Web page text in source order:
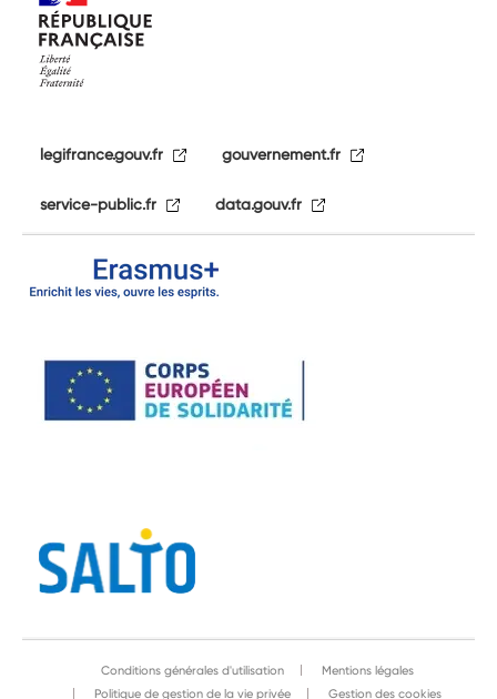
legifrance.gouv.fr gouvernement.fr
service-public.fr data.gouv.fr
Conditions générales d'utilisation
Mentions légales
Politique de gestion de la vie privée
Gestion des cookies